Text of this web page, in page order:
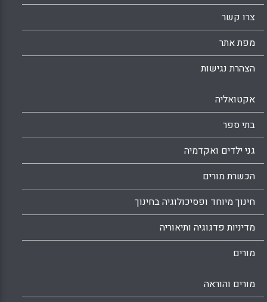
צרו קשר
מפת אתר
הצהרת נגישות
אקטואליה
בתי ספר
גני ילדים ואקדמיה
הכשרת מורים
חינוך מיוחד ופסיכולוגיה בחינוך
מדיניות פדגוגיה ותיאוריה
מורים
מורים והוראה